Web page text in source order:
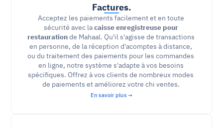
Factures.
Acceptez les paiements facilement et en toute
sécurité avec la caisse enregistreuse pour
restauration de Mahaal. Qu'il s'agisse de transactions
en personne, de la réception d'acomptes à distance,
ou du traitement des paiements pour les commandes
en ligne, notre système s'adapte à vos besoins
spécifiques. Offrez à vos clients de nombreux modes
de paiements et améliorez votre chi ventes.
En savoir plus →